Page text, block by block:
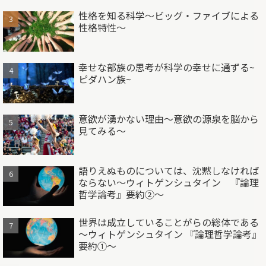
性格を知る科学～ビッグ・ファイブによる
性格特性～
幸せな部族の思考が科学の幸せに通ずる~
ピダハン族~
意欲が湧かない理由～意欲の源泉を脳から
見てみる～
語りえぬものについては、沈黙しなければ
ならない～ウィトゲンシュタイン 『論理
哲学論考』要約②～
世界は成立していることがらの総体である
～ウィトゲンシュタイン 『論理哲学論考』
要約①～